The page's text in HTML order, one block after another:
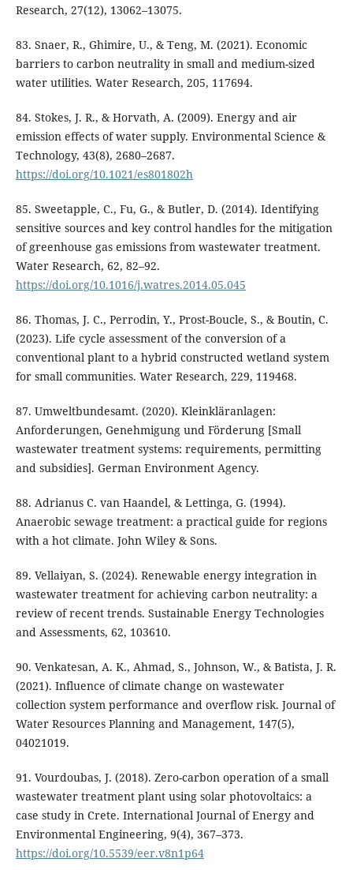
Research, 27(12), 13062–13075.
83. Snaer, R., Ghimire, U., & Teng, M. (2021). Economic
barriers to carbon neutrality in small and medium-sized
water utilities. Water Research, 205, 117694.
84. Stokes, J. R., & Horvath, A. (2009). Energy and air
emission effects of water supply. Environmental Science &
Technology, 43(8), 2680–2687.
https://doi.org/10.1021/es801802h
85. Sweetapple, C., Fu, G., & Butler, D. (2014). Identifying
sensitive sources and key control handles for the mitigation
of greenhouse gas emissions from wastewater treatment.
Water Research, 62, 82–92.
https://doi.org/10.1016/j.watres.2014.05.045
86. Thomas, J. C., Perrodin, Y., Prost-Boucle, S., & Boutin, C.
(2023). Life cycle assessment of the conversion of a
conventional plant to a hybrid constructed wetland system
for small communities. Water Research, 229, 119468.
87. Umweltbundesamt. (2020). Kleinkläranlagen:
Anforderungen, Genehmigung und Förderung [Small
wastewater treatment systems: requirements, permitting
and subsidies]. German Environment Agency.
88. Adrianus C. van Haandel, & Lettinga, G. (1994).
Anaerobic sewage treatment: a practical guide for regions
with a hot climate. John Wiley & Sons.
89. Vellaiyan, S. (2024). Renewable energy integration in
wastewater treatment for achieving carbon neutrality: a
review of recent trends. Sustainable Energy Technologies
and Assessments, 62, 103610.
90. Venkatesan, A. K., Ahmad, S., Johnson, W., & Batista, J. R.
(2021). Influence of climate change on wastewater
collection system performance and overflow risk. Journal of
Water Resources Planning and Management, 147(5),
04021019.
91. Vourdoubas, J. (2018). Zero-carbon operation of a small
wastewater treatment plant using solar photovoltaics: a
case study in Crete. International Journal of Energy and
Environmental Engineering, 9(4), 367–373.
https://doi.org/10.5539/eer.v8n1p64